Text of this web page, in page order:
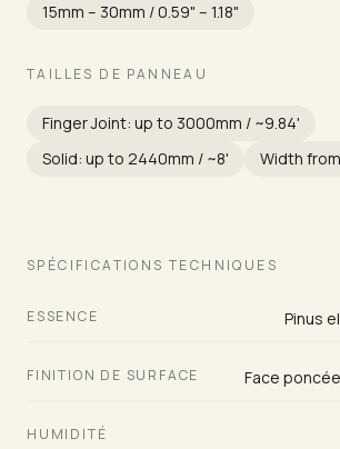
15mm – 30mm / 0.59" – 1.18"
TAILLES DE PANNEAU
Finger Joint: up to 3000mm / ~9.84'
Solid: up to 2440mm / ~8'
Width
SPÉCIFICATIONS TECHNIQUES
ESSENCE Pinus
FINITION DE SURFACE Face
HUMIDITÉ